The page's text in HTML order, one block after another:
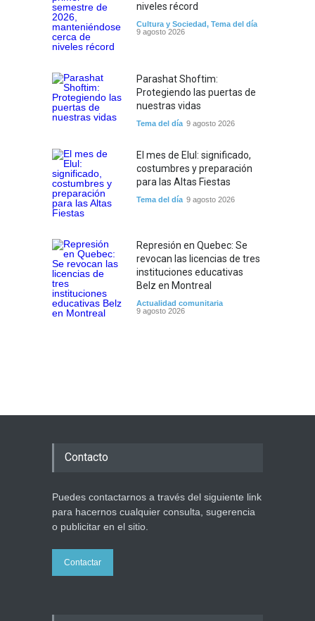
niveles récord
Cultura y Sociedad, Tema del día
9 agosto 2026
Parashat Shoftim:
Protegiendo las puertas de
nuestras vidas
Tema del día 9 agosto 2026
El mes de Elul: significado,
costumbres y preparación
para las Altas Fiestas
Tema del día 9 agosto 2026
Represión en Quebec: Se
revocan las licencias de tres
instituciones educativas
Belz en Montreal
Actualidad comunitaria
9 agosto 2026
Contacto
Puedes contactarnos a través del siguiente link
para hacernos cualquier consulta, sugerencia
o publicitar en el sitio.
Contactar